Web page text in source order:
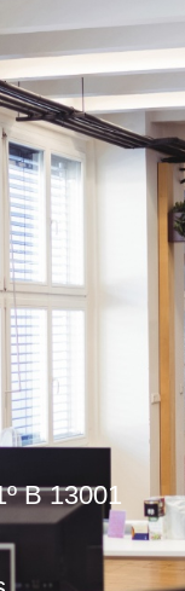
B 13001